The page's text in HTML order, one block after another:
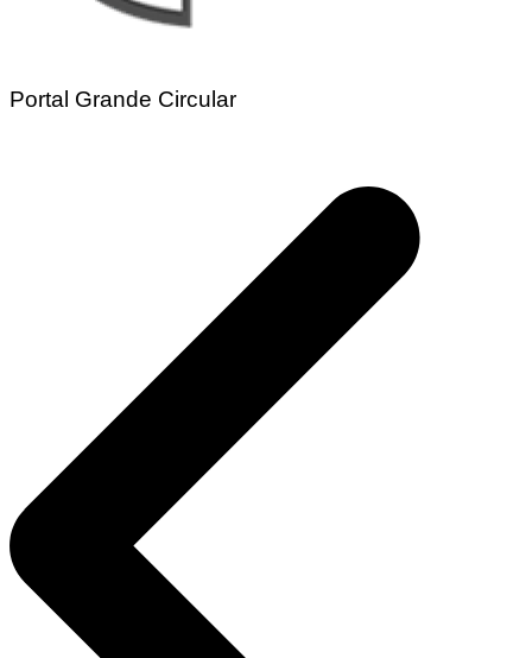
Portal Grande Circular